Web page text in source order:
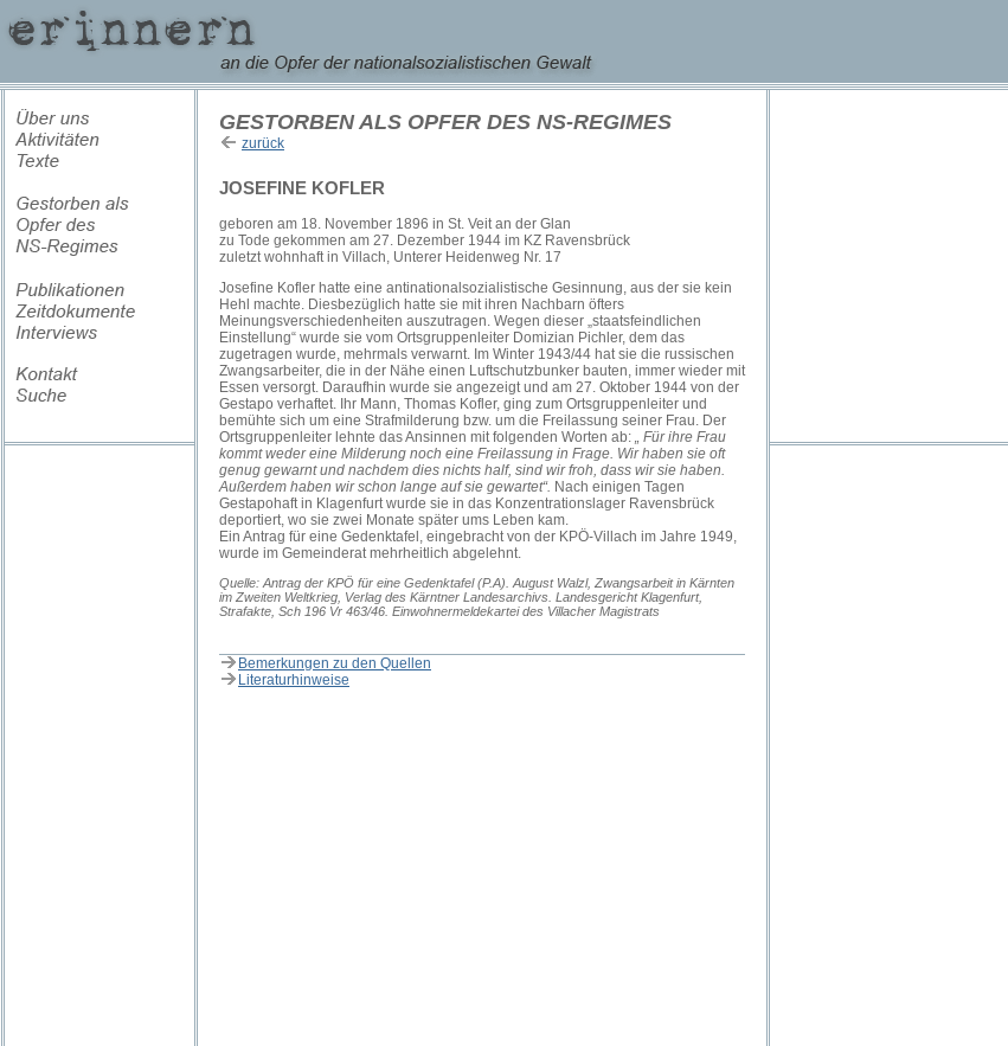
GESTORBEN ALS OPFER DES NS-REGIMES
zurück
JOSEFINE KOFLER
geboren am 18. November 1896 in St. Veit an der Glan
zu Tode gekommen am 27. Dezember 1944 im KZ Ravensbrück
zuletzt wohnhaft in Villach, Unterer Heidenweg Nr. 17
Josefine Kofler hatte eine antinationalsozialistische Gesinnung, aus der sie kein
Hehl machte. Diesbezüglich hatte sie mit ihren Nachbarn öfters
Meinungsverschiedenheiten auszutragen. Wegen dieser „staatsfeindlichen
Einstellung“ wurde sie vom Ortsgruppenleiter Domizian Pichler, dem das
zugetragen wurde, mehrmals verwarnt. Im Winter 1943/44 hat sie die russischen
Zwangsarbeiter, die in der Nähe einen Luftschutzbunker bauten, immer wieder mit
Essen versorgt. Daraufhin wurde sie angezeigt und am 27. Oktober 1944 von der
Gestapo verhaftet. Ihr Mann, Thomas Kofler, ging zum Ortsgruppenleiter und
bemühte sich um eine Strafmilderung bzw. um die Freilassung seiner Frau. Der
Ortsgruppenleiter lehnte das Ansinnen mit folgenden Worten ab: „ Für ihre Frau
kommt weder eine Milderung noch eine Freilassung in Frage. Wir haben sie oft
genug gewarnt und nachdem dies nichts half, sind wir froh, dass wir sie haben.
Außerdem haben wir schon lange auf sie gewartet“. Nach einigen Tagen
Gestapohaft in Klagenfurt wurde sie in das Konzentrationslager Ravensbrück
deportiert, wo sie zwei Monate später ums Leben kam.
Ein Antrag für eine Gedenktafel, eingebracht von der KPÖ-Villach im Jahre 1949,
wurde im Gemeinderat mehrheitlich abgelehnt.
Quelle: Antrag der KPÖ für eine Gedenktafel (P.A). August Walzl, Zwangsarbeit in Kärnten
im Zweiten Weltkrieg, Verlag des Kärntner Landesarchivs. Landesgericht Klagenfurt,
Strafakte, Sch 196 Vr 463/46. Einwohnermeldekartei des Villacher Magistrats
Bemerkungen zu den Quellen
Literaturhinweise